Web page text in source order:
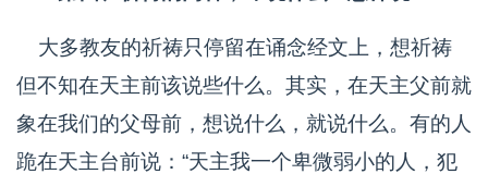
大多教友的祈祷只停留在诵念经文上，想祈祷
但不知在天主前该说些什么。其实，在天主父前就
象在我们的父母前，想说什么，就说什么。有的人
跪在天主台前说：“天主我一个卑微弱小的人，犯